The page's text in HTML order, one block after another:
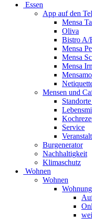
Essen
App auf den
Mensa
Oliva
Bistro A/
Mensa
Mensa
Mensa
Mensen und
Service
Burgenerator
Nachhaltigkeit
Klimaschutz
Wohnen
Wohnen